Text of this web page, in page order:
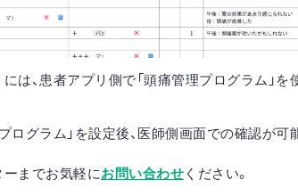
は、患者アプリ側で「頭痛管理プログラム」
グラム」を設定後、 医師側画面での確認が可
ーまでお気軽にお問い合わせ ください。